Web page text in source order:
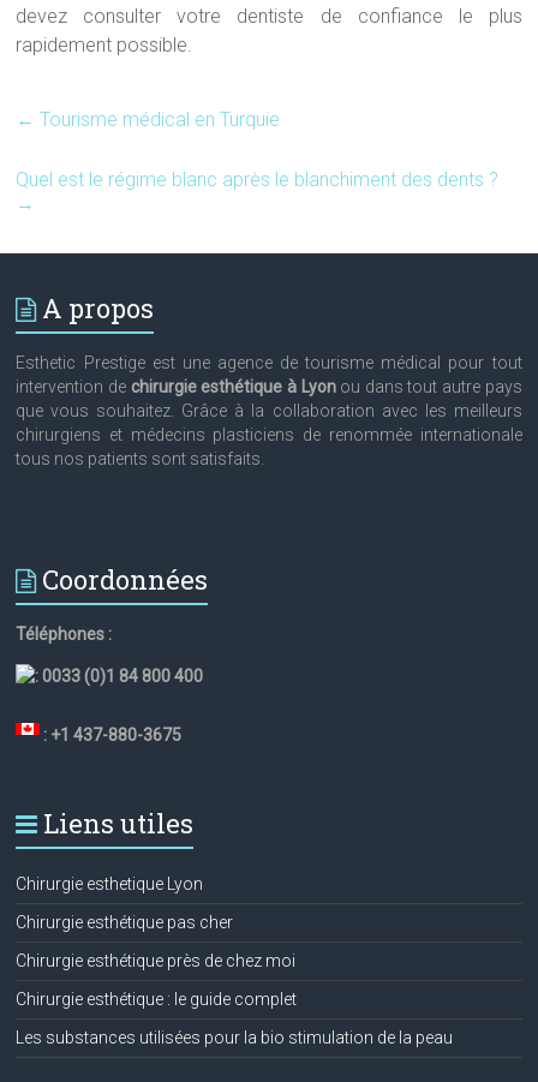
devez consulter votre dentiste de confiance le plus
rapidement possible.
← Tourisme médical en Turquie
Quel est le régime blanc après le blanchiment des dents ?
→
A propos
Esthetic Prestige est une agence de tourisme médical pour tout
intervention de chirurgie esthétique à Lyonou dans tout autre pays
que vous souhaitez. Grâce à la collaboration avec les meilleurs
chirurgiens et médecins plasticiens de renommée internationale
tous nos patients sont satisfaits.
Coordonnées
Téléphones :
:0033 (0)1 84 800 400
: +1 437-880-3675
Liens utiles
Chirurgie esthetique Lyon
Chirurgie esthétique pas cher
Chirurgie esthétique près de chez moi
Chirurgie esthétique : le guide complet
Les substances utilisées pour la bio stimulation de la peau